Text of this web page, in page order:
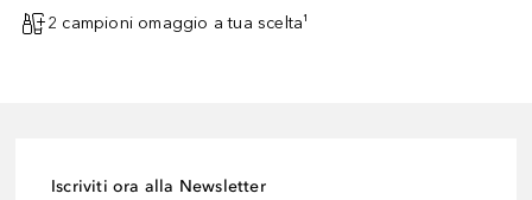
2 campioni omaggio a tua scelta¹
Iscriviti ora alla Newsletter